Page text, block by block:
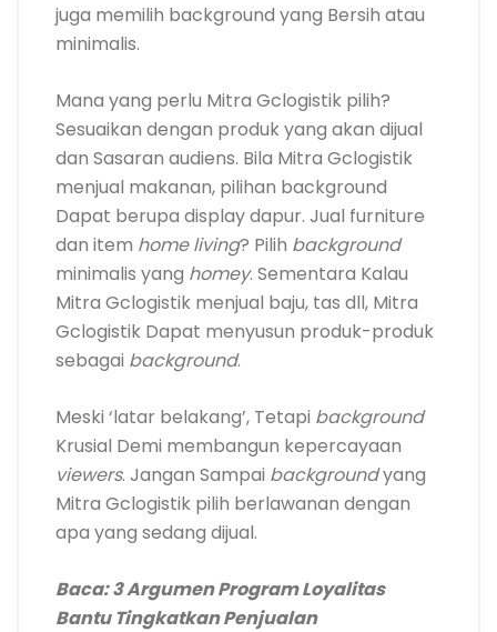
juga memilih background yang Bersih atau
minimalis.
Mana yang perlu Mitra Gclogistik pilih?
Sesuaikan dengan produk yang akan dijual
dan Sasaran audiens. Bila Mitra Gclogistik
menjual makanan, pilihan background
Dapat berupa display dapur. Jual furniture
dan item home living? Pilih background
minimalis yang homey. Sementara Kalau
Mitra Gclogistik menjual baju, tas dll, Mitra
Gclogistik Dapat menyusun produk-produk
sebagai background.
Meski ‘latar belakang’, Tetapi background
Krusial Demi membangun kepercayaan
viewers. Jangan Sampai backgroundyang
Mitra Gclogistik pilih berlawanan dengan
apa yang sedang dijual.
Baca: 3 Argumen Program Loyalitas
Bantu Tingkatkan Penjualan